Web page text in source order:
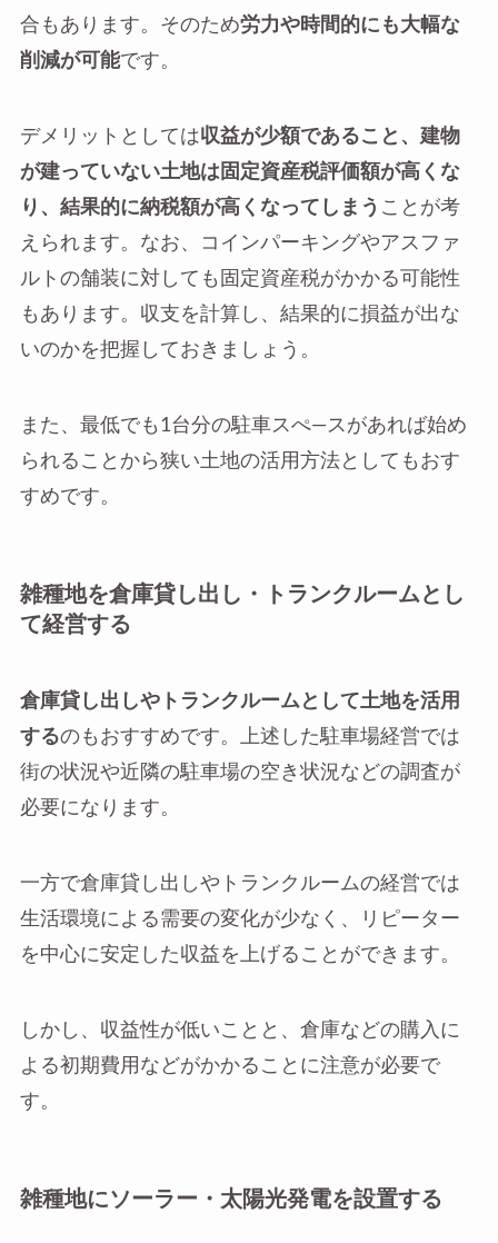
合もあります。そのため労力や時間的にも大幅な
削減が可能です。
デメリットとしては収益が少額であること、建物
が建っていない土地は固定資産税評価額が高くな
り、結果的に納税額が高くなってしまう ことが考
えられます。なお、コインパーキングやアスファ
ルトの舗装に対しても固定資産税がかかる可能性
もあります。収支を計算し、結果的に損益が出な
いのかを把握しておきましょう。
また、最低でも1台分の駐車スぺ―スがあれば始め
られることから狭い土地の活用方法としてもおす
すめです。
雑種地を倉庫貸し出し・トランクルームとし
て経営する
倉庫貸し出しやトランクルームとして土地を活用
するのもおすすめです。上述した駐車場経営では
街の状況や近隣の駐車場の空き状況などの調査が
必要になります。
一方で倉庫貸し出しやトランクルームの経営では
生活環境による需要の変化が少なく、リピーター
を中心に安定した収益を上げることができます。
しかし、収益性が低いことと、倉庫などの購入に
よる初期費用などがかかることに注意が必要で
す。
雑種地にソーラー・太陽光発電を設置する